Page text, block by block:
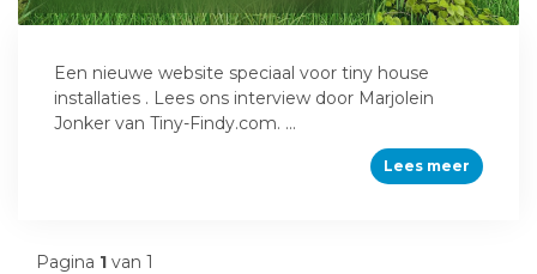
Een nieuwe website speciaal voor tiny house
installaties . Lees ons interview door Marjolein
Jonker van Tiny-Findy.com. ...
Lees meer
Pagina 1 van 1